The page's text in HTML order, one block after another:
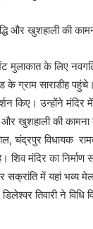
के लिए
के ग्राम साराडीह
किए। उन्होंने मंदिर
और खुशहाली की
चंद्रपुर विधायक
शिव मंदिर का
सक्रांति में यहां भव्य
तिवारी ने विधि